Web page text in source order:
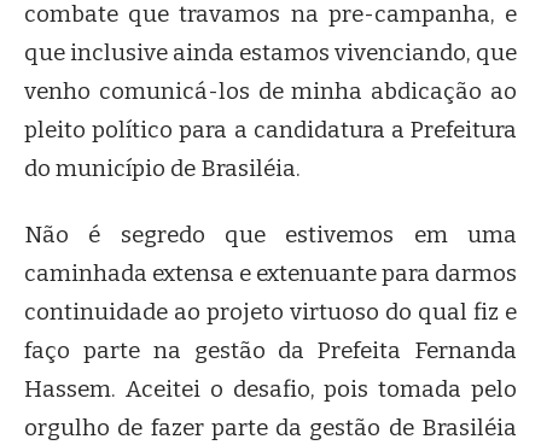
combate que travamos na pre-campanha, e
que inclusive ainda estamos vivenciando, que
venho comunicá-los de minha abdicação ao
pleito político para a candidatura a Prefeitura
do município de Brasiléia.
Não é segredo que estivemos em uma
caminhada extensa e extenuante para darmos
continuidade ao projeto virtuoso do qual fiz e
faço parte na gestão da Prefeita Fernanda
Hassem. Aceitei o desafio, pois tomada pelo
orgulho de fazer parte da gestão de Brasiléia